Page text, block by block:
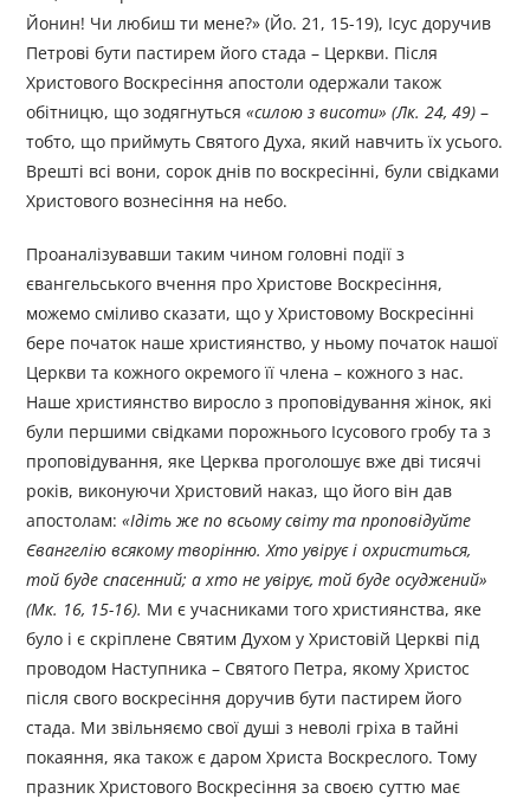
Йонин! Чи любиш ти мене?» (Йо. 21, 15-19), Ісус доручив
Петрові бути пастирем його стада – Церкви. Після
Христового Воскресіння апостоли одержали також
обітницю, що зодягнуться«силою з висоти» (Лк. 24, 49)–
тобто, що приймуть Святого Духа, який навчить їх усього.
Врешті всі вони, сорок днів по воскресінні, були свідками
Христового вознесіння на небо.
Проаналізувавши таким чином головні події з
євангельського вчення про Христове Воскресіння,
можемо сміливо сказати, що у Христовому Воскресінні
бере початок наше християнство, у ньому початок нашої
Церкви та кожного окремого її члена – кожного з нас.
Наше християнство виросло з проповідування жінок, які
були першими свідками порожнього Ісусового гробу та з
проповідування, яке Церква проголошує вже дві тисячі
років, виконуючи Христовий наказ, що його він дав
апостолам:«Ідіть же по всьому світу та проповідуйте
Євангелію всякому творінню. Хто увірує і охриститься,
той буде спасенний; а хто не увірує, той буде осуджений»
(Мк. 16, 15-16). Ми є учасниками того християнства, яке
було і є скріплене Святим Духом у Христовій Церкві під
проводом Наступника – Святого Петра, якому Христос
після свого воскресіння доручив бути пастирем його
стада. Ми звільняємо свої душі з неволі гріха в тайні
покаяння, яка також є даром Христа Воскреслого. Тому
празник Христового Воскресіння за своєю суттю має